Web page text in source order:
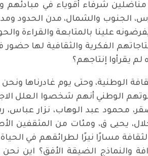
شرفاء أقوياء في
الجنوب والشمال، مدن الحدود ومدن
علينا بالمتابعة والقراءة
الفكرية والثقافية لها
يقرأوا إنتاجهم؟
الوطنية، وحتى يوم غادرناها
الوطني أنهم شخصوا العلل
محمود عبد الوهاب، نزار
يحيى ق، ومئات من المثقفين
مسارًا نيرًا لطرائقهم في
والنماذج الضيقة الأفق؟ اين نحن